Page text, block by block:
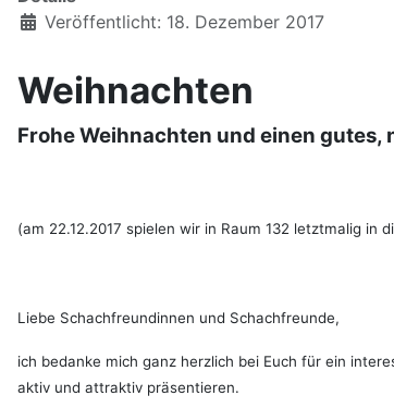
Veröffentlicht: 18. Dezember 2017
Weihnachten
Frohe Weihnachten und einen gutes,
(am 22.12.2017 spielen wir in Raum 132 letztmalig in
Liebe Schachfreundinnen und Schachfreunde,
ich bedanke mich ganz herzlich bei Euch für ein
aktiv und attraktiv präsentieren.